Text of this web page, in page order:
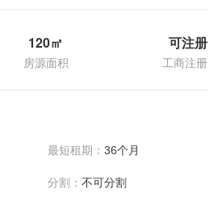
120㎡
房源面积
可注册
工商注册
最短租期：36个月
分割：不可分割